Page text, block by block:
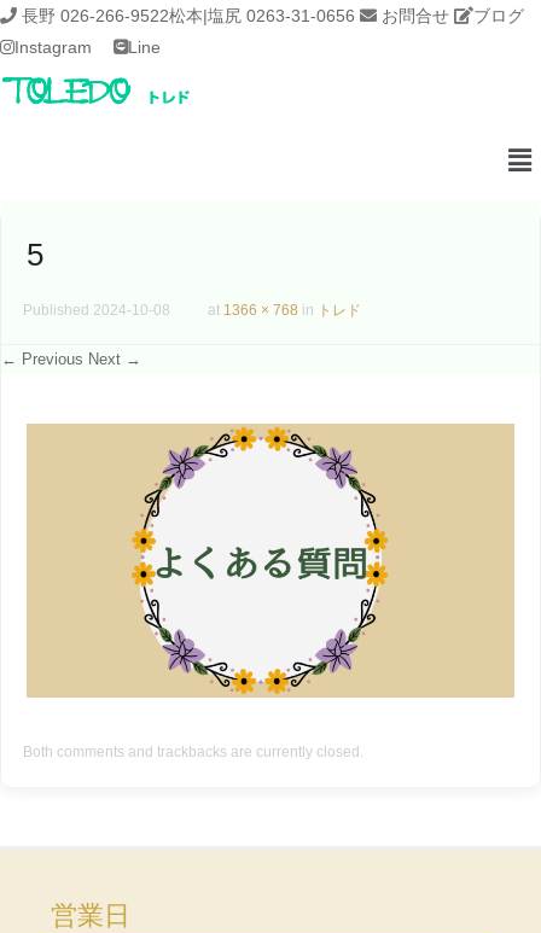
長野 026-266-9522松本|塩尻 0263-31-0656 お問合せ
ブログ
Instagram
Line
5
Published 2024-10-08 at 1366 × 768 in トレド
← Previous Next →
Both comments and trackbacks are currently closed.
営業日